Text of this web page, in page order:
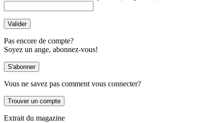
Pas encore de compte?
Soyez un ange, abonnez-vous!
Vous ne savez pas comment vous connecter?
Extrait du magazine